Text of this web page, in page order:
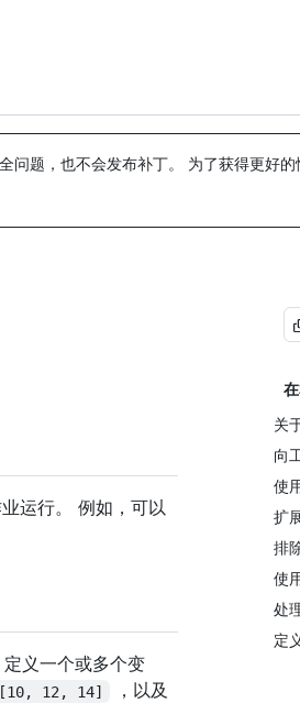
问题，也不会发布补丁。 为了获得更好
关
向
使
扩
排
使
处
定
运行。 例如，可以
义一个或多个变
[10, 12, 14]
，以及